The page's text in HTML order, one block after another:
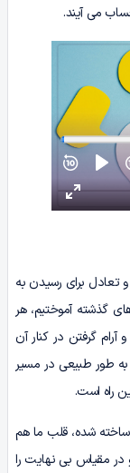
می آیند.
تعادل برای رسیدن به
گذشته آموختیم، هر
گرفتن در کنار آن
به طور طبیعی در مسیر
راه است.
شده، قلب ما هم
و در مقیاس بی نهایت را